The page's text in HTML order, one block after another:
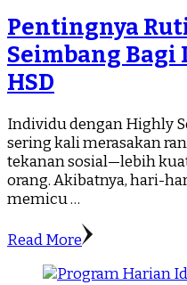
Pentingnya
Seimbang
HSD
Individu dengan Highly
sering kali merasakan
tekanan sosial—lebih
orang. Akibatnya, hari-
memicu …
Read More